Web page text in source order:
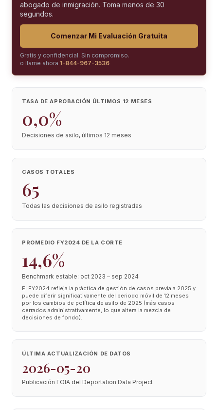
abogado de inmigración. Toma menos de 30
segundos.
Comenzar Mi Evaluación Gratuita
Gratis y confidencial. Sin compromiso.
o llame ahora 1-844-967-3536
TASA DE APROBACIÓN ÚLTIMOS 12 MESES
0,0%
Decisiones de asilo, últimos 12 meses
CASOS TOTALES
65
Todas las decisiones de asilo registradas
PROMEDIO FY2024 DE LA CORTE
14,6%
Benchmark estable: oct 2023 – sep 2024
El FY2024 refleja la práctica de gestión de casos previa a 2025 y
puede diferir significativamente del periodo móvil de 12 meses
por los cambios de política de asilo de 2025 (más casos
cerrados administrativamente, lo que altera la mezcla de
decisiones de fondo).
ÚLTIMA ACTUALIZACIÓN DE DATOS
2026-05-20
Publicación FOIA del Deportation Data Project